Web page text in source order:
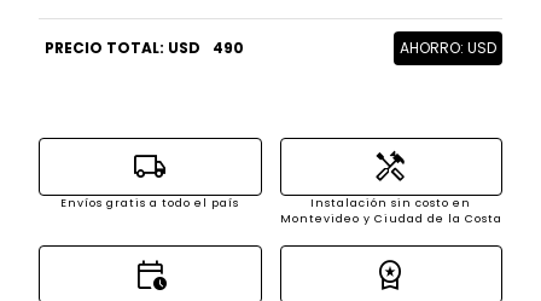
PRECIO TOTAL: USD 490 AHORRO: USD
local_shipping
Envíos gratis a todo el país
handyman
Instalación sin costo en
Montevideo y Ciudad de la Costa
calendar_clock workspace_premium